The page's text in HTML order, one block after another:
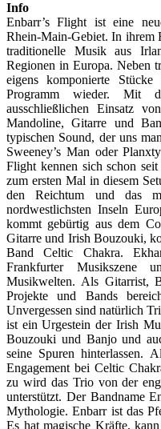
Info
Enbarr’s Flight ist eine
Rhein-Main-Gebiet. In ihrem
traditionelle Musik aus
Regionen in Europa. Neben
eigens komponierte
Programm wieder. Mit
ausschließlichen Einsatz
Mandoline, Gitarre und
typischen Sound, der uns
Sweeney’s Man oder
Flight kennen sich schon
zum ersten Mal in diesem
den Reichtum und das
nordwestlichsten Inseln
kommt gebürtig aus dem
Gitarre und Irish Bouzouki,
Band Celtic Chakra.
Frankfurter Musikszene
Musikwelten. Als Gitarrist,
Projekte und Bands
Unvergessen sind natürlich
ist ein Urgestein der Irish
Bouzouki und Banjo und
seine Spuren hinterlassen.
Engagement bei Celtic
zu wird das Trio von der
unterstützt. Der Bandname
Mythologie. Enbarr ist das
Es hat magische Kräfte,